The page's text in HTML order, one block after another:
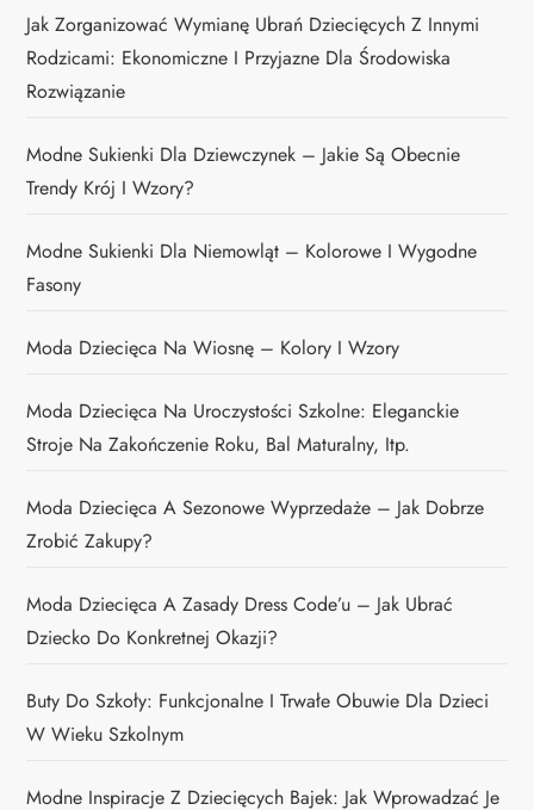
Jak Zorganizować Wymianę Ubrań Dziecięcych Z Innymi
Rodzicami: Ekonomiczne I Przyjazne Dla Środowiska
Rozwiązanie
Modne Sukienki Dla Dziewczynek – Jakie Są Obecnie
Trendy Krój I Wzory?
Modne Sukienki Dla Niemowląt – Kolorowe I Wygodne
Fasony
Moda Dziecięca Na Wiosnę – Kolory I Wzory
Moda Dziecięca Na Uroczystości Szkolne: Eleganckie
Stroje Na Zakończenie Roku, Bal Maturalny, Itp.
Moda Dziecięca A Sezonowe Wyprzedaże – Jak Dobrze
Zrobić Zakupy?
Moda Dziecięca A Zasady Dress Code’u – Jak Ubrać
Dziecko Do Konkretnej Okazji?
Buty Do Szkoły: Funkcjonalne I Trwałe Obuwie Dla Dzieci
W Wieku Szkolnym
Modne Inspiracje Z Dziecięcych Bajek: Jak Wprowadzać Je